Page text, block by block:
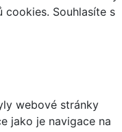
cookies. Souhlasíte s
webové stránky
jako je navigace na